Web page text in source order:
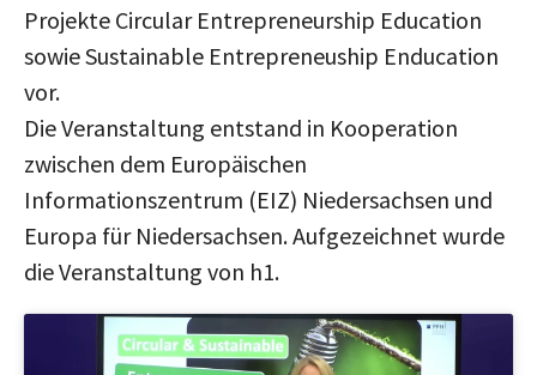
Projekte Circular Entrepreneurship Education
sowie Sustainable Entrepreneuship Enducation
vor.
Die Veranstaltung entstand in Kooperation
zwischen dem Europäischen
Informationszentrum (EIZ) Niedersachsen und
Europa für Niedersachsen. Aufgezeichnet wurde
die Veranstaltung von h1.